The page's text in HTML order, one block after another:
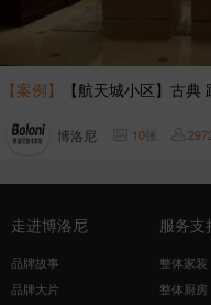
【案例】 【航天城小区】古
博洛尼 10张
走进博洛尼
品牌故事
品牌大片
服务支
整体家装
整体厨房